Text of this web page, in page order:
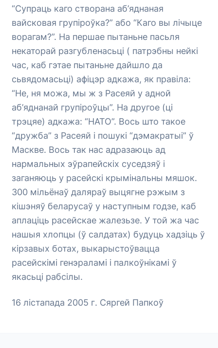
“Супраць каго створана аб’яднаная
вайсковая групіроўка?” або “Каго вы лічыце
ворагам?”. На першае пытаньне пасьля
некаторай разгубленасьці ( патрэбны нейкі
час, каб гэтае пытаньне дайшло да
сьвядомасьці) афіцэр адкажа, як правіла:
“Не, ня можа, мы ж з Расеяй у адной
аб’яднанай групіроўцы”. На другое (ці
трэцяе) адкажа: “НАТО”. Вось што такое
“дружба” з Расеяй і пошукі “дэмакратыі” ў
Маскве. Вось так нас адразаюць ад
нармальных эўрапейскіх суседзяў і
заганяюць у расейскі крымінальны мяшок.
300 мільёнаў даляраў выцягне рэжым з
кішэняў беларусаў у наступным годзе, каб
аплаціць расейскае жалезьзе. У той жа час
нашыя хлопцы (ў салдатах) будуць хадзіць ў
кірзавых ботах, выкарыстоўвацца
расейскімі генэраламі і палкоўнікамі ў
якасьці рабсілы.
16 лістапада 2005 г. Сяргей Папкоў